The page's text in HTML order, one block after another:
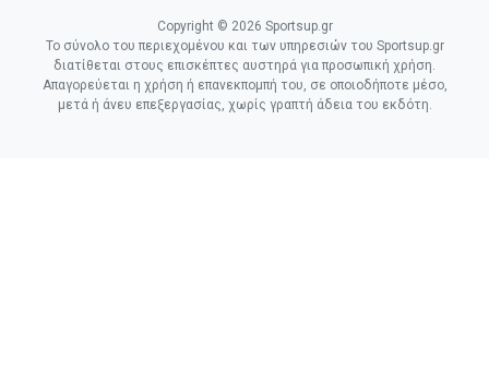
Copyright © 2026 Sportsup.gr
Το σύνολο του περιεχομένου και των υπηρεσιών του Sportsup.gr
διατίθεται στους επισκέπτες αυστηρά για προσωπική χρήση.
Απαγορεύεται η χρήση ή επανεκπομπή του, σε οποιοδήποτε μέσο,
μετά ή άνευ επεξεργασίας, χωρίς γραπτή άδεια του εκδότη.